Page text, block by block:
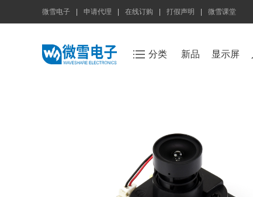
微雪电子 申请代理 在线订购 打假声明 微雪课堂
分类 新品 显示屏